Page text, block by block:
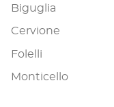
Biguglia
Cervione
Folelli
Monticello